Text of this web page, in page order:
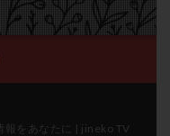
をあなたに | jineko TV